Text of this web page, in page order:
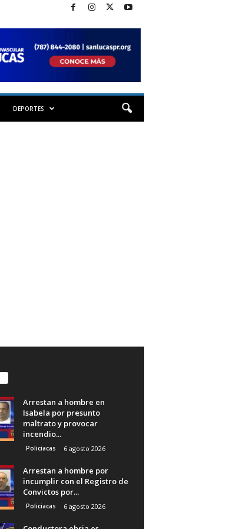
DEPORTES
Arrestan a hombre en
Isabela por presunto
maltrato y provocar
incendio...
Policiacas 6 agosto 2026
Arrestan a hombre por
incumplir con el Registro de
Convictos por...
Policiacas 6 agosto 2026